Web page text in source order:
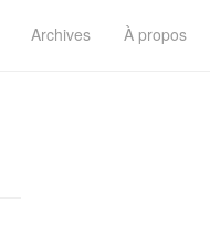
Archives À propos